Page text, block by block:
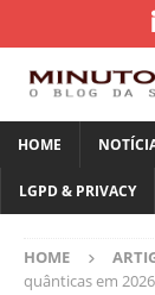
HOME
LGPD & PRIVACY
HOME
quânticas em 2026